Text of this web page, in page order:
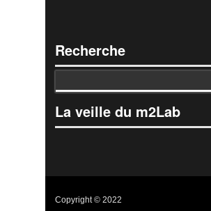
Recherche
La veille du m2Lab
Copyright © 2022